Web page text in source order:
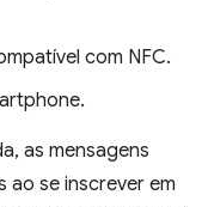
com NFC.
as mensagens
ao se inscrever em